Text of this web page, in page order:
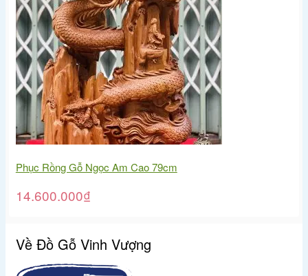
Phục Rồng Gỗ Ngọc Am Cao 79cm
14.600.000₫
Về Đồ Gỗ Vinh Vượng